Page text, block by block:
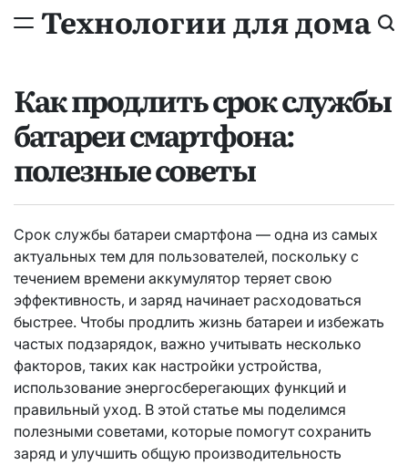
Технологии для дома
Как продлить срок службы
батареи смартфона:
полезные советы
Срок службы батареи смартфона — одна из самых
актуальных тем для пользователей, поскольку с
течением времени аккумулятор теряет свою
эффективность, и заряд начинает расходоваться
быстрее. Чтобы продлить жизнь батареи и избежать
частых подзарядок, важно учитывать несколько
факторов, таких как настройки устройства,
использование энергосберегающих функций и
правильный уход. В этой статье мы поделимся
полезными советами, которые помогут сохранить
заряд и улучшить общую производительность